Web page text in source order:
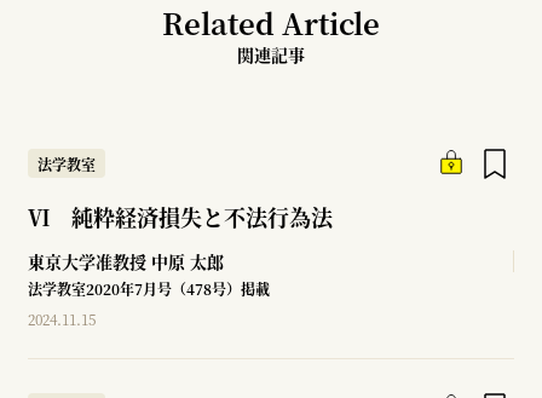
Related Article
関連記事
法学教室
Ⅵ 純粋経済損失と不法行為法
東京大学准教授 中原 太郎
法学教室2020年7月号（478号）掲載
2024.11.15